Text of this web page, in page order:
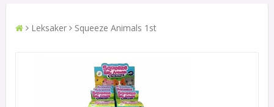
Leksaker Squeeze Animals 1st